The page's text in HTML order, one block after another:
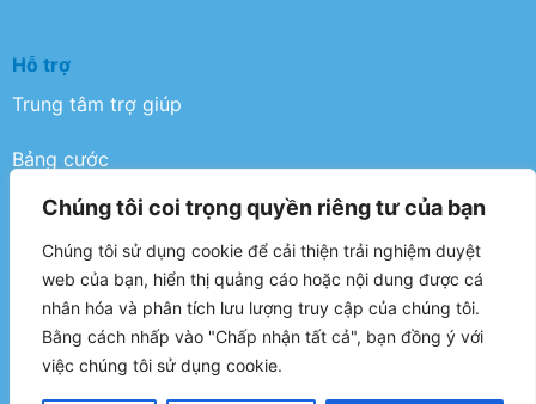
Chúng tôi coi trọng quyền riêng tư của bạn
Chúng tôi sử dụng cookie để cải thiện trải nghiệm duyệt
web của bạn, hiển thị quảng cáo hoặc nội dung được cá
nhân hóa và phân tích lưu lượng truy cập của chúng tôi.
Bằng cách nhấp vào "Chấp nhận tất cả", bạn đồng ý với
việc chúng tôi sử dụng cookie.
Hỗ trợ
Trung tâm trợ giúp
Bảng cước
Điều khoản
Chính sách bảo mật